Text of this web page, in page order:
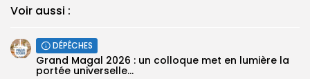
Voir aussi :
DÉPÊCHES
Grand Magal 2026 : un colloque met en lumière la
portée universelle...